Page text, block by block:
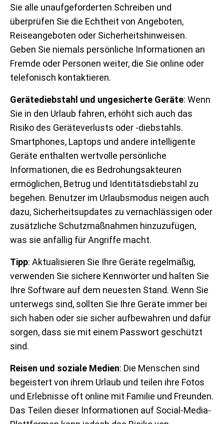
Sie alle unaufgeforderten Schreiben und
überprüfen Sie die Echtheit von Angeboten,
Reiseangeboten oder Sicherheitshinweisen.
Geben Sie niemals persönliche Informationen an
Fremde oder Personen weiter, die Sie online oder
telefonisch kontaktieren.
Gerätediebstahl und ungesicherte Geräte: Wenn
Sie in den Urlaub fahren, erhöht sich auch das
Risiko des Geräteverlusts oder -diebstahls.
Smartphones, Laptops und andere intelligente
Geräte enthalten wertvolle persönliche
Informationen, die es Bedrohungsakteuren
ermöglichen, Betrug und Identitätsdiebstahl zu
begehen. Benutzer im Urlaubsmodus neigen auch
dazu, Sicherheitsupdates zu vernachlässigen oder
zusätzliche Schutzmaßnahmen hinzuzufügen,
was sie anfällig für Angriffe macht.
Tipp: Aktualisieren Sie Ihre Geräte regelmäßig,
verwenden Sie sichere Kennwörter und halten Sie
Ihre Software auf dem neuesten Stand. Wenn Sie
unterwegs sind, sollten Sie Ihre Geräte immer bei
sich haben oder sie sicher aufbewahren und dafür
sorgen, dass sie mit einem Passwort geschützt
sind.
Reisen und soziale Medien: Die Menschen sind
begeistert von ihrem Urlaub und teilen ihre Fotos
und Erlebnisse oft online mit Familie und Freunden.
Das Teilen dieser Informationen auf Social-Media-